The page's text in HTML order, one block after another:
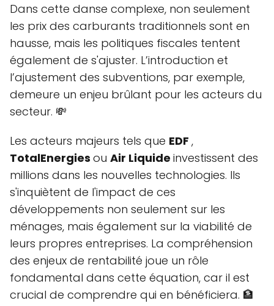
Dans cette danse complexe, non seulement
les prix des carburants traditionnels sont en
hausse, mais les politiques fiscales tentent
également de s'ajuster. L’introduction et
l’ajustement des subventions, par exemple,
demeure un enjeu brûlant pour les acteurs du
secteur. 💸
Les acteurs majeurs tels que EDF ,
TotalEnergies ou Air Liquide investissent des
millions dans les nouvelles technologies. Ils
s'inquiètent de l'impact de ces
développements non seulement sur les
ménages, mais également sur la viabilité de
leurs propres entreprises. La compréhension
des enjeux de rentabilité joue un rôle
fondamental dans cette équation, car il est
crucial de comprendre qui en bénéficiera. 🏦